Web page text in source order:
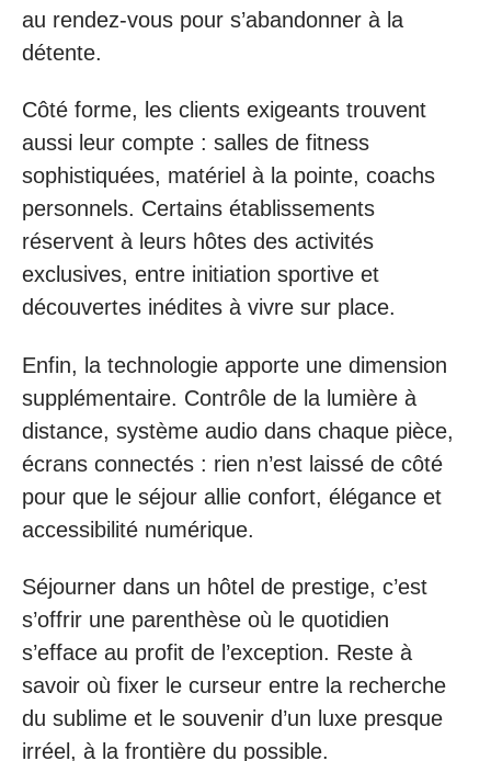
au rendez-vous pour s’abandonner à la
détente.
Côté forme, les clients exigeants trouvent
aussi leur compte : salles de fitness
sophistiquées, matériel à la pointe, coachs
personnels. Certains établissements
réservent à leurs hôtes des activités
exclusives, entre initiation sportive et
découvertes inédites à vivre sur place.
Enfin, la technologie apporte une dimension
supplémentaire. Contrôle de la lumière à
distance, système audio dans chaque pièce,
écrans connectés : rien n’est laissé de côté
pour que le séjour allie confort, élégance et
accessibilité numérique.
Séjourner dans un hôtel de prestige, c’est
s’offrir une parenthèse où le quotidien
s’efface au profit de l’exception. Reste à
savoir où fixer le curseur entre la recherche
du sublime et le souvenir d’un luxe presque
irréel, à la frontière du possible.